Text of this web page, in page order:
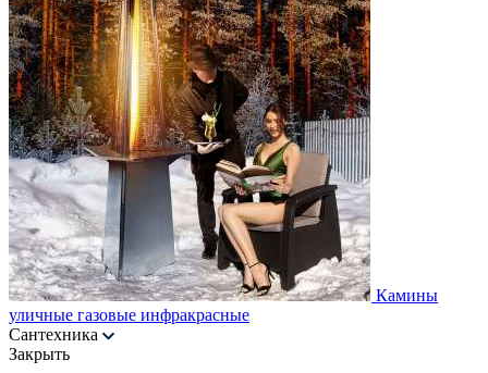
Камины
уличные газовые инфракрасные
Сантехника
Закрыть